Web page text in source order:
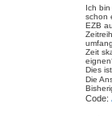
i
t
r
a
g
Ich
schon
EZB
Zeit
Dies
Die
Code: